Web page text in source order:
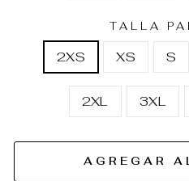
TALLA
2XS XS S
2XL 3XL
AGREGAR